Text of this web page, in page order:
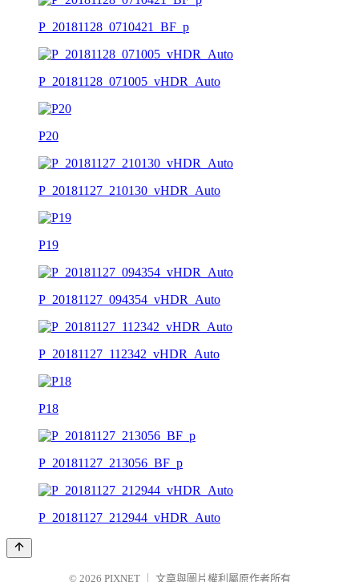
P_20181128_0710421_BF_p
P_20181128_071005_vHDR_Auto
P20
P_20181127_210130_vHDR_Auto
P19
P_20181127_094354_vHDR_Auto
P_20181127_112342_vHDR_Auto
P18
P_20181127_213056_BF_p
P_20181127_212944_vHDR_Auto
© 2026 PIXNET 文章與圖片權利屬原作者所有